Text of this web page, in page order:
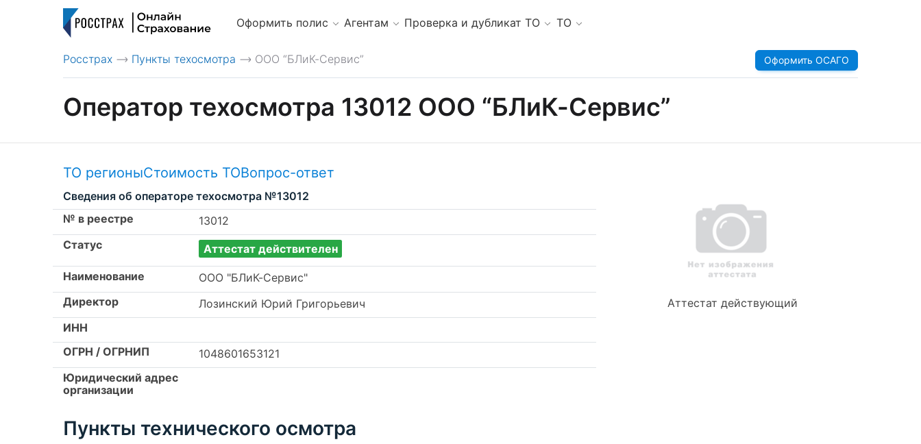
Оформить полис Агентам Проверка и дубликат ТО ТО
Росстрах > Пункты техосмотра > ООО “БЛиК-Сервис” Оформить ОСАГО
Оператор техосмотра 13012 ООО “БЛиК-Сервис”
ТО регионыСтоимость ТОВопрос-ответ
Сведения об операторе техосмотра №13012
№ в реестре
13012
Статус
Аттестат действителен
Наименование
ООО "БЛиК-Сервис"
Директор
Лозинский Юрий Григорьевич
ИНН
ОГРН / ОГРНИП
1048601653121
Юридический адрес
организации
Аттестат действующий
Пункты технического осмотра